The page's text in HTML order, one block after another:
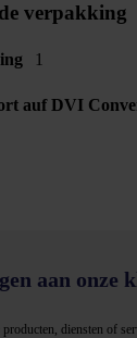
verpakking
1
auf DVI
aan onze
diensten of